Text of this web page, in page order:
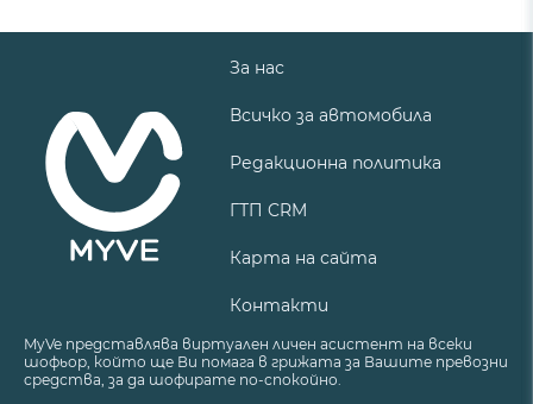
За нас
Всичко за автомобила
Редакционна политика
ГТП CRM
Карта на сайта
Контакти
MyVe представлява виртуален личен асистент на всеки
шофьор, който ще Ви помага в грижата за Вашите превозни
средства, за да шофирате по-спокойно.